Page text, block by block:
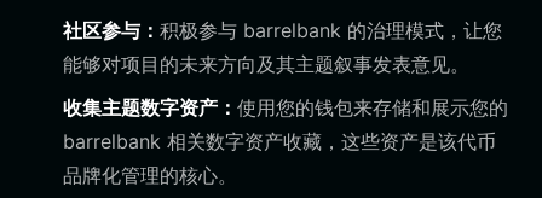
社区参与： 积极参与 barrelbank 的治理模式，让您
能够对项目的未来方向及其主题叙事发表意见。
收集主题数字资产： 使用您的钱包来存储和展示您的
barrelbank 相关数字资产收藏，这些资产是该代币
品牌化管理的核心。